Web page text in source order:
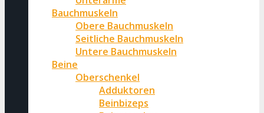
Bauchmuskeln
Obere Bauchmuskeln
Seitliche Bauchmuskeln
Untere Bauchmuskeln
Beine
Oberschenkel
Adduktoren
Beinbizeps